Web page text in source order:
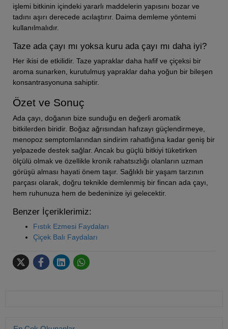
işlemi bitkinin içindeki yararlı maddelerin yapısını bozar ve
tadını aşırı derecede acılaştırır. Daima demleme yöntemi
kullanılmalıdır.
Taze ada çayı mı yoksa kuru ada çayı mı daha iyi?
Her ikisi de etkilidir. Taze yapraklar daha hafif ve çiçeksi bir
aroma sunarken, kurutulmuş yapraklar daha yoğun bir bileşen
konsantrasyonuna sahiptir.
Özet ve Sonuç
Ada çayı, doğanın bize sunduğu en değerli aromatik
bitkilerden biridir. Boğaz ağrısından hafızayı güçlendirmeye,
menopoz semptomlarından sindirim rahatlığına kadar geniş bir
yelpazede destek sağlar. Ancak bu güçlü bitkiyi tüketirken
ölçülü olmak ve özellikle kronik rahatsızlığı olanların uzman
görüşü alması hayati önem taşır. Sağlıklı bir yaşam tarzının
parçası olarak, doğru teknikle demlenmiş bir fincan ada çayı,
hem ruhunuza hem de bedeninize iyi gelecektir.
Benzer İçeriklerimiz:
Fıstık Ezmesi Faydaları
Çiçek Balı Faydaları